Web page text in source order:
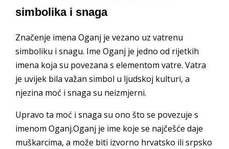
simbolika i snaga
Značenje imena Oganj je vezano uz vatrenu
simboliku i snagu. Ime Oganj je jedno od rijetkih
imena koja su povezana s elementom vatre. Vatra
je uvijek bila važan simbol u ljudskoj kulturi, a
njezina moć i snaga su neizmjerni.
Upravo ta moć i snaga su ono što se povezuje s
imenom Oganj.Oganj je ime koje se najčešće daje
muškarcima, a može biti izvorno hrvatsko ili srpsko